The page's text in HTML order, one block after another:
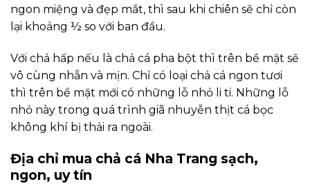
ngon miệng và đẹp mắt, thì sau khi chiên sẽ chỉ còn
lại khoảng ½ so với ban đầu.
Với chả hấp nếu là chả cá pha bột thì trên bề mặt sẽ
vô cùng nhẵn và mịn. Chỉ có loại chả cá ngon tươi
thì trên bề mặt mới có những lỗ nhỏ li ti. Những lỗ
nhỏ này trong quá trình giã nhuyễn thịt cá bọc
không khí bị thải ra ngoài.
Địa chỉ mua chả cá Nha Trang sạch,
ngon, uy tín